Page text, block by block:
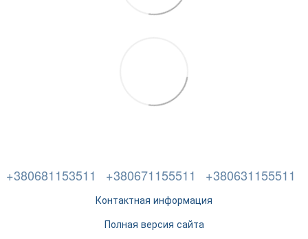
+380681153511 +380671155511 +380631155511
Контактная информация
Полная версия сайта